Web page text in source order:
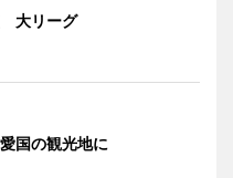
大リーグ
国の観光地に